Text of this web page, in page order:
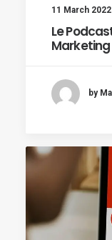
11 March 2022
Le
Marketing
by